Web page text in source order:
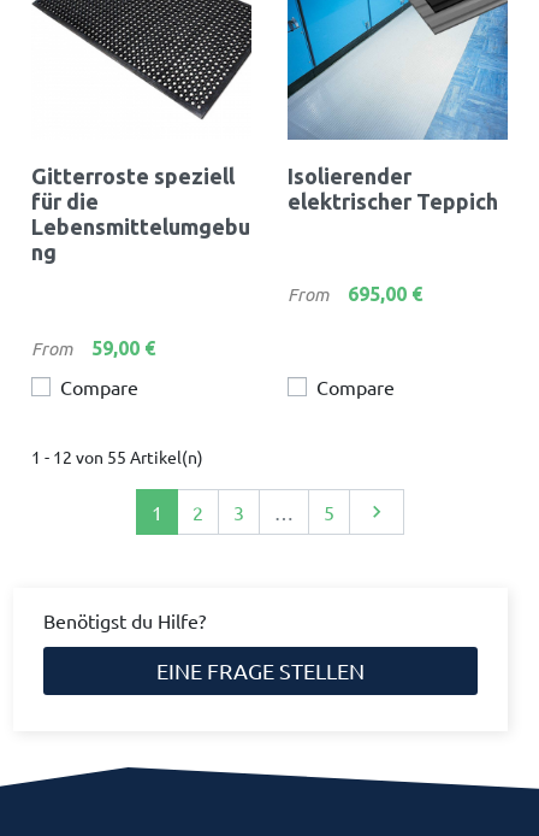
Benötigst du Hilfe?
EINE FRAGE STELLEN
Gitterroste speziell
für die
Lebensmittelumgebu
ng
Preis
From 59,00 €
Compare
Isolierender
elektrischer Teppich
Preis
From 695,00 €
Compare
1 - 12 von 55 Artikel(n)
1 2 3 5 Weiter
